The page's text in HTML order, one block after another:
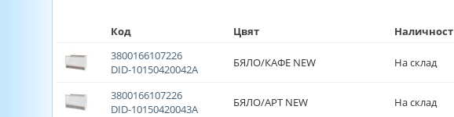
Код Цвят
Наличност
3800166107226
DID-10150420042A
БЯЛО/КАФЕ NEW На склад
3800166107226
DID-10150420043A
БЯЛО/АРТ NEW На склад